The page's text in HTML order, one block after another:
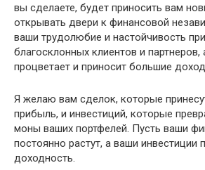
вы сделаете, будет приносить вам
открывать двери к финансовой
ваши трудолюбие и настойчивость
благосклонных клиентов и
процветает и приносит большие
Я желаю вам сделок, которые
прибыль, и инвестиций, которые
моны ваших портфелей. Пусть ваши
постоянно растут, а ваши инвестиции
доходность.